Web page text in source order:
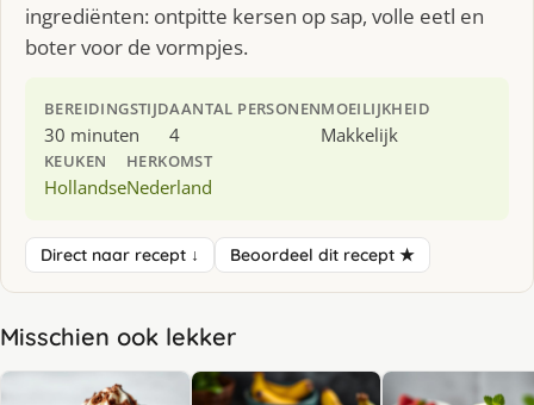
ingrediënten: ontpitte kersen op sap, volle eetl en
boter voor de vormpjes.
BEREIDINGSTIJD
30 minuten
AANTAL PERSONEN
4
MOEILIJKHEID
Makkelijk
KEUKEN
Hollandse
HERKOMST
Nederland
Direct naar recept ↓ Beoordeel dit recept ★
Misschien ook lekker